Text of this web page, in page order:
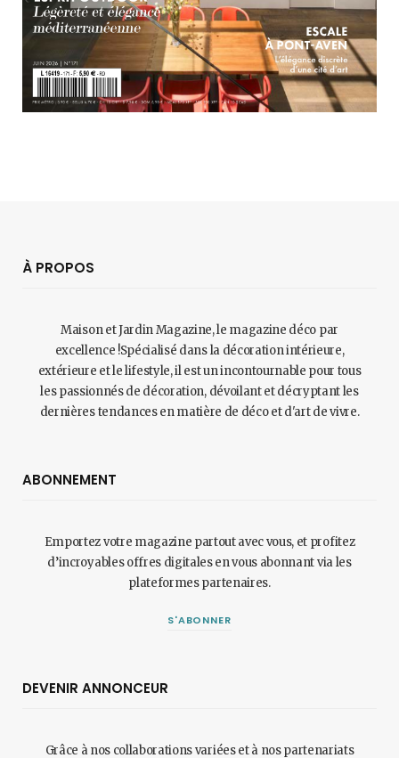
À PROPOS
Maison et Jardin Magazine, le magazine déco par
excellence !Spécialisé dans la décoration intérieure,
extérieure et le lifestyle, il est un incontournable pour tous
les passionnés de décoration, dévoilant et décryptant les
dernières tendances en matière de déco et d'art de vivre.
ABONNEMENT
Emportez votre magazine partout avec vous, et profitez
d’incroyables offres digitales en vous abonnant via les
plateformes partenaires.
S'ABONNER
DEVENIR ANNONCEUR
Grâce à nos collaborations variées et à nos partenariats